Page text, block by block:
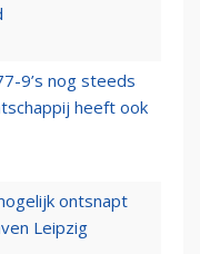
9’s nog steeds
heeft ook
ontsnapt
Leipzig